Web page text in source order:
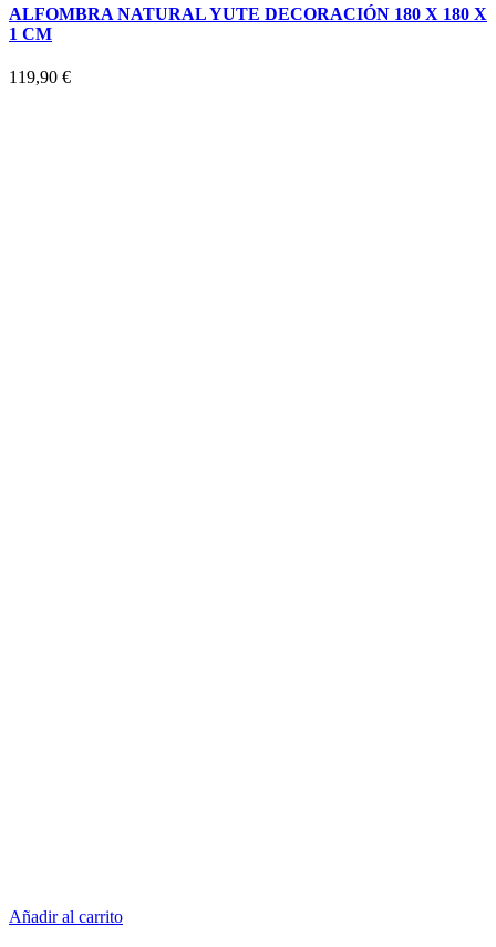
ALFOMBRA NATURAL YUTE DECORACIÓN 180 X 180 X
1 CM
119,90 €
Añadir al carrito